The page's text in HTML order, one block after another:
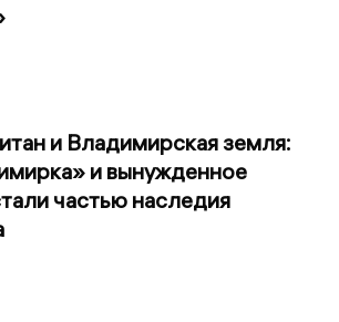
и Владимирская земля:
и вынужденное
частью наследия